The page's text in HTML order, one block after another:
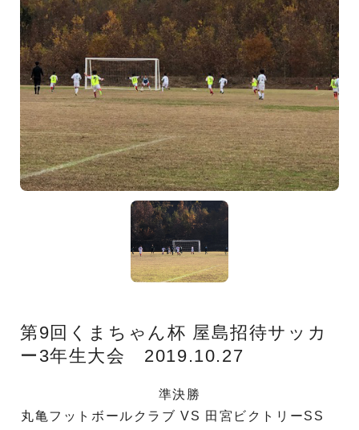
第9回くまちゃん杯 屋島招待サッカ
ー3年生大会 2019.10.27
準決勝
丸亀フットボールクラブ VS 田宮ビクトリーSS